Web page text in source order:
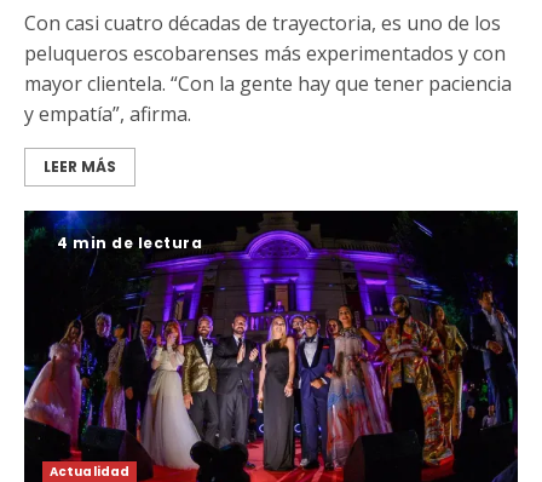
Con casi cuatro décadas de trayectoria, es uno de los
peluqueros escobarenses más experimentados y con
mayor clientela. “Con la gente hay que tener paciencia
y empatía”, afirma.
LEER MÁS
4 min de lectura
Actualidad